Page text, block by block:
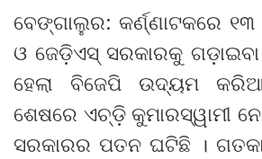
ବେଙ୍ଗାଲୁର: କର୍ଣ୍ଣାଟକରେ ୧୩
ଓ ଜେଡ଼ିଏସ୍ ସରକାରକୁ ଗଡ଼ାଇବା
ହେଲା ବିଜେପି ଉଦ୍ୟମ
ଶେଷରେ ଏଚ୍ଡ଼ି କୁମାରସ୍ୱାମୀ
ସରକାରର ପତନ ଘଟିଛି ।